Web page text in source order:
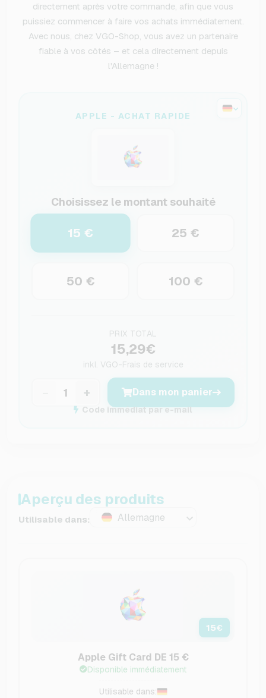
directement après votre commande, afin que vous
puissiez commencer à faire vos achats immédiatement.
Avec nous, chez VGO-Shop, vous avez un partenaire
fiable à vos côtés – et cela directement depuis
l'Allemagne !
APPLE - ACHAT RAPIDE
Choisissez le montant souhaité
15 € 25 €
50 € 100 €
PRIX TOTAL
15,29€
inkl. VGO-Frais de service
+ Dans mon panier
Code immédiat par e-mail
Aperçu des produits
Utilisable dans: Allemagne
15€
Apple Gift Card DE 15 €
Disponible immédiatement
Utilisable dans: